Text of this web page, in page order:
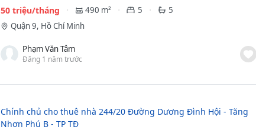
50 triệu/tháng
490 m² 5
5
Quận 9, Hồ Chí Minh
Phạm Văn Tâm
Đăng 1 năm trước
Chính chủ cho thuê nhà 244/20 Đường Dương Đình Hội - Tăng
Nhơn Phú B - TP TĐ